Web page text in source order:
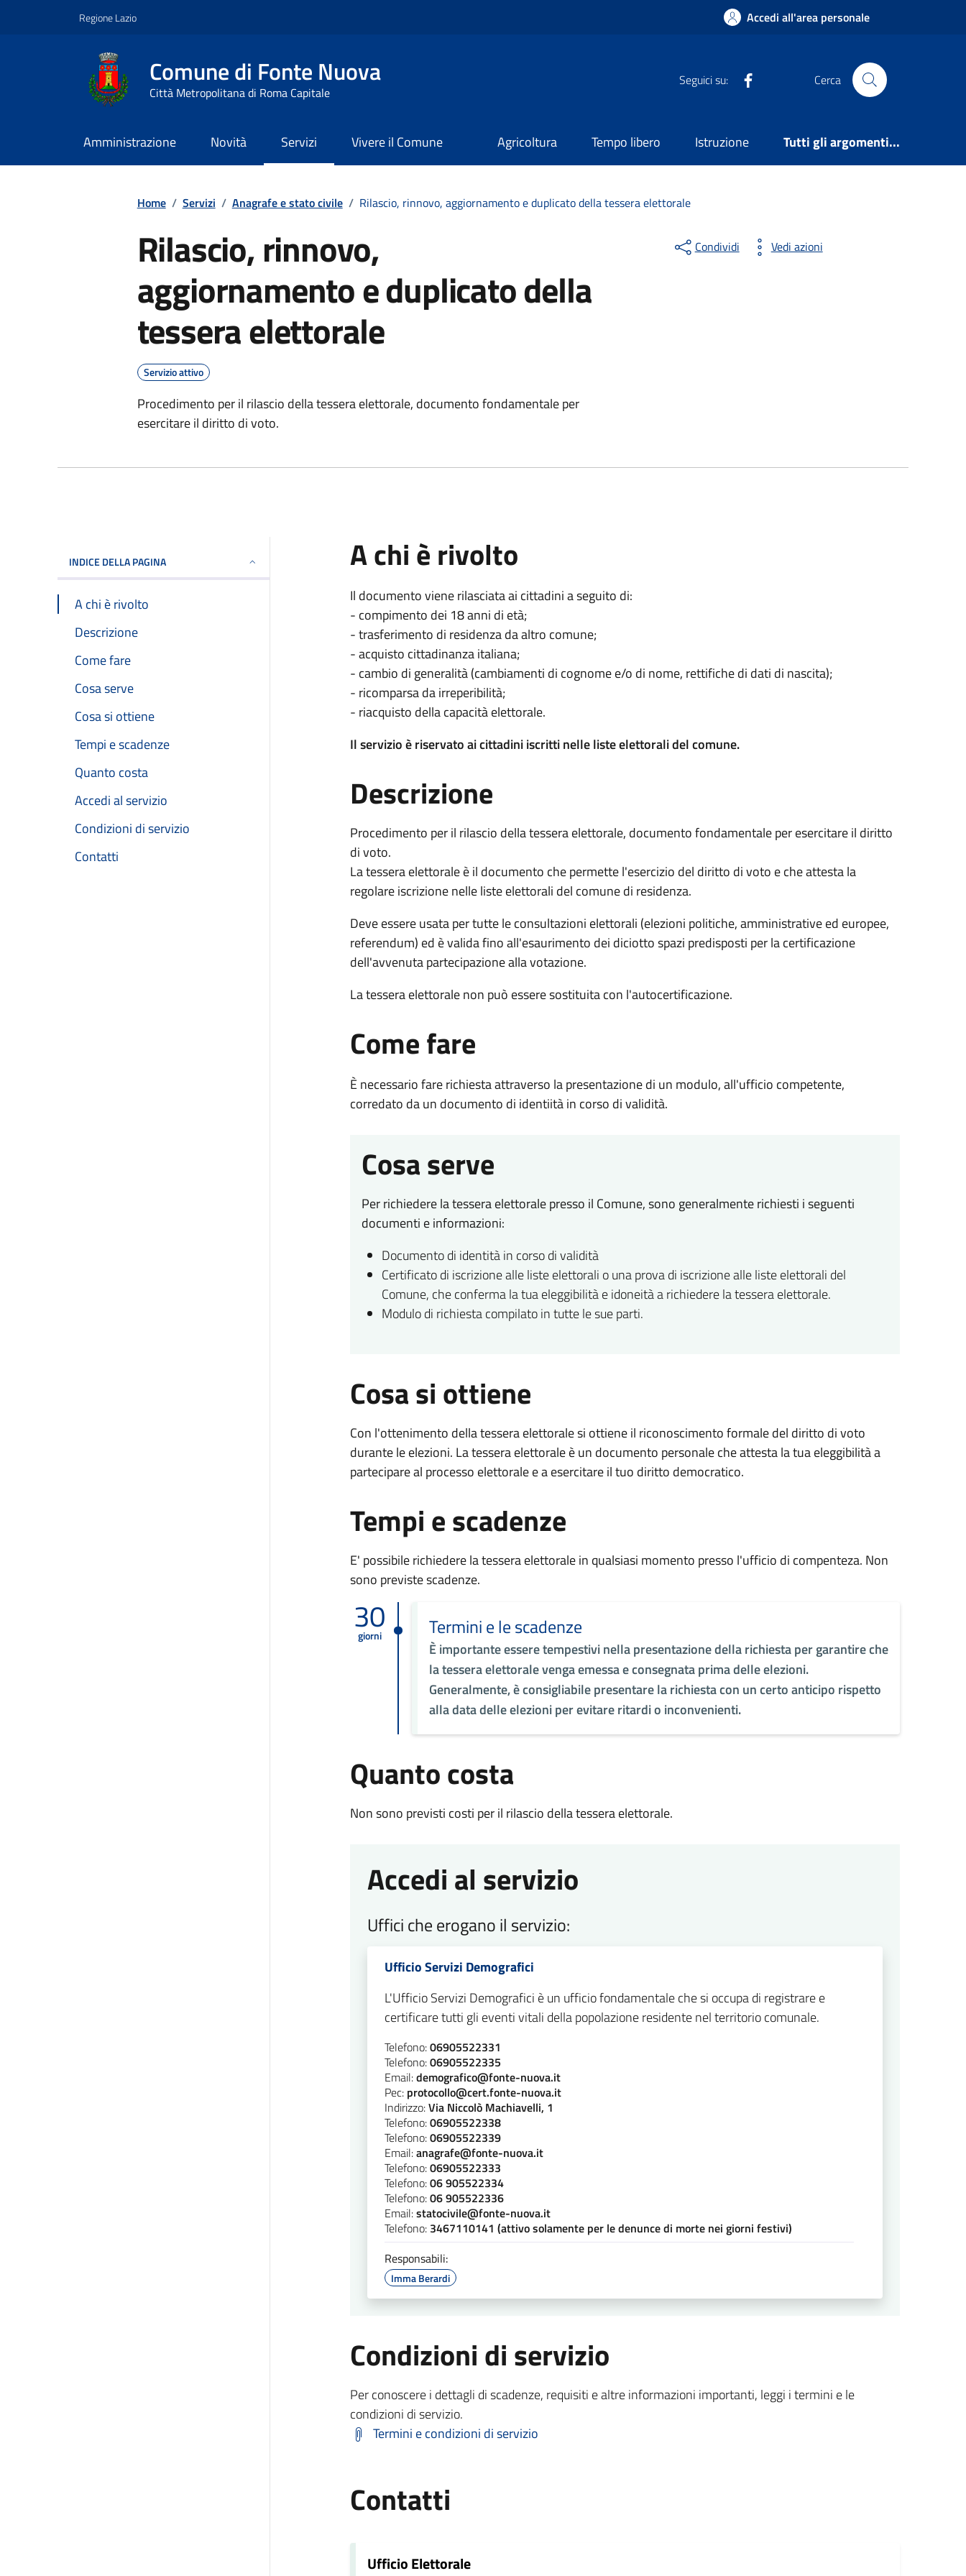
Regione Lazio Accedi all'area personale
Comune di Fonte Nuova
Città Metropolitana di Roma Capitale
Seguici su: Cerca
Amministrazione Novità Servizi Vivere il Comune Agricoltura Tempo libero Istruzione Tutti gli argomenti...
Home / Servizi / Anagrafe e stato civile / Rilascio, rinnovo, aggiornamento e duplicato della tessera elettorale
Rilascio, rinnovo,
aggiornamento e duplicato della
tessera elettorale
Servizio attivo
Procedimento per il rilascio della tessera elettorale, documento fondamentale per
esercitare il diritto di voto.
Condividi Vedi azioni
INDICE DELLA PAGINA
A chi è rivolto
Descrizione
Come fare
Cosa serve
Cosa si ottiene
Tempi e scadenze
Quanto costa
Accedi al servizio
Condizioni di servizio
Contatti
A chi è rivolto
Il documento viene rilasciata ai cittadini a seguito di:
- compimento dei 18 anni di età;
- trasferimento di residenza da altro comune;
- acquisto cittadinanza italiana;
- cambio di generalità (cambiamenti di cognome e/o di nome, rettifiche di dati di nascita);
- ricomparsa da irreperibilità;
- riacquisto della capacità elettorale.
Il servizio è riservato ai cittadini iscritti nelle liste elettorali del comune.
Descrizione
Procedimento per il rilascio della tessera elettorale, documento fondamentale per esercitare il diritto
di voto.
La tessera elettorale è il documento che permette l'esercizio del diritto di voto e che attesta la
regolare iscrizione nelle liste elettorali del comune di residenza.
Deve essere usata per tutte le consultazioni elettorali (elezioni politiche, amministrative ed europee,
referendum) ed è valida fino all'esaurimento dei diciotto spazi predisposti per la certificazione
dell'avvenuta partecipazione alla votazione.
La tessera elettorale non può essere sostituita con l'autocertificazione.
Come fare
È necessario fare richiesta attraverso la presentazione di un modulo, all'ufficio competente,
corredato da un documento di identiità in corso di validità.
Cosa serve
Per richiedere la tessera elettorale presso il Comune, sono generalmente richiesti i seguenti
documenti e informazioni:
Documento di identità in corso di validità
Certificato di iscrizione alle liste elettorali o una prova di iscrizione alle liste elettorali del
Comune, che conferma la tua eleggibilità e idoneità a richiedere la tessera elettorale.
Modulo di richiesta compilato in tutte le sue parti.
Cosa si ottiene
Con l'ottenimento della tessera elettorale si ottiene il riconoscimento formale del diritto di voto
durante le elezioni. La tessera elettorale è un documento personale che attesta la tua eleggibilità a
partecipare al processo elettorale e a esercitare il tuo diritto democratico.
Tempi e scadenze
E' possibile richiedere la tessera elettorale in qualsiasi momento presso l'ufficio di compenteza. Non
sono previste scadenze.
30
giorni Termini e le scadenze
È importante essere tempestivi nella presentazione della richiesta per garantire che
la tessera elettorale venga emessa e consegnata prima delle elezioni.
Generalmente, è consigliabile presentare la richiesta con un certo anticipo rispetto
alla data delle elezioni per evitare ritardi o inconvenienti.
Quanto costa
Non sono previsti costi per il rilascio della tessera elettorale.
Accedi al servizio
Uffici che erogano il servizio:
Ufficio Servizi Demografici
L'Ufficio Servizi Demografici è un ufficio fondamentale che si occupa di registrare e
certificare tutti gli eventi vitali della popolazione residente nel territorio comunale.
Telefono:06905522331
Telefono:06905522335
Email:demografico@fonte-nuova.it
Pec: protocollo@cert.fonte-nuova.it
Indirizzo:Via Niccolò Machiavelli, 1
Telefono:06905522338
Telefono:06905522339
Email:anagrafe@fonte-nuova.it
Telefono:06905522333
Telefono:06 905522334
Telefono:06 905522336
Email:statocivile@fonte-nuova.it
Telefono: 3467110141 (attivo solamente per le denunce di morte nei giorni festivi)
Responsabili:
Imma Berardi
Condizioni di servizio
Per conoscere i dettagli di scadenze, requisiti e altre informazioni importanti, leggi i termini e le
condizioni di servizio.
Termini e condizioni di servizio
Contatti
Ufficio Elettorale